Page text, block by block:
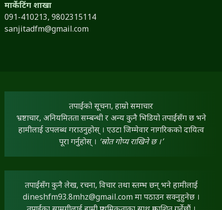
मार्केटिंग शाखा
091-410213, 9802315114
sanjitadfm@gmail.com
तपाईंको सूचना, हाम्रो समाचार
भ्रष्टाचार, अनियमितता सम्बन्धी र अन्य कुनै भिडियो तपाईंसँग छ भने
हामीलाई उपलब्ध गराउनुहोस् । एउटा जिम्मेवार नागरिकको दायित्व
पूरा गर्नुहोस् । ‘स्रोत गोप्य राखिने छ ।’
तपाईंसँग कुनै लेख, रचना, विचार तथा स्तम्भ छन् भने हामीलाई
dineshfm93.8mhz@gmail.comमा पठाउन सक्नुहुनेछ ।